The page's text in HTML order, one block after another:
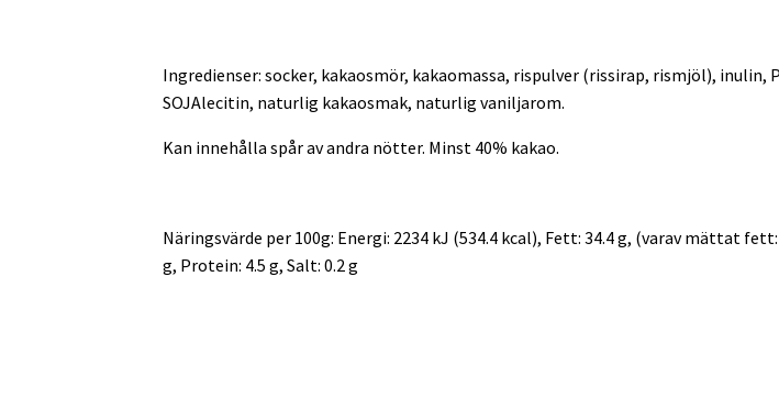
Ingredienser: socker, kakaosmör, kakaomassa, rispulver (rissirap, rismjöl), inulin,
SOJAlecitin, naturlig kakaosmak, naturlig vaniljarom.
Kan innehålla spår av andra nötter. Minst 40% kakao.
Näringsvärde per 100g: Energi: 2234 kJ (534.4 kcal), Fett: 34.4 g, (varav mättat
g, Protein: 4.5 g, Salt: 0.2 g